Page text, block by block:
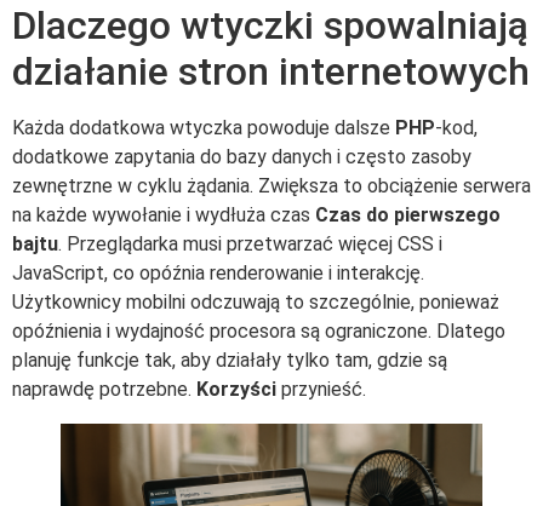
Dlaczego wtyczki spowalniają
działanie stron internetowych
Każda dodatkowa wtyczka powoduje dalsze PHP-kod,
dodatkowe zapytania do bazy danych i często zasoby
zewnętrzne w cyklu żądania. Zwiększa to obciążenie serwera
na każde wywołanie i wydłuża czas Czas do pierwszego
bajtu. Przeglądarka musi przetwarzać więcej CSS i
JavaScript, co opóźnia renderowanie i interakcję.
Użytkownicy mobilni odczuwają to szczególnie, ponieważ
opóźnienia i wydajność procesora są ograniczone. Dlatego
planuję funkcje tak, aby działały tylko tam, gdzie są
naprawdę potrzebne. Korzyści przynieść.